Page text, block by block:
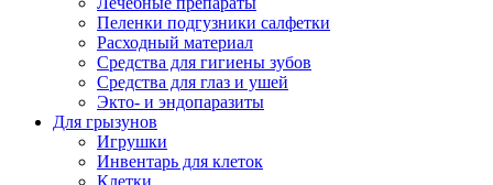
Пеленки подгузники салфетки
Расходный материал
Средства для гигиены зубов
Средства для глаз и ушей
Экто- и эндопаразиты
Для грызунов
Игрушки
Инвентарь для клеток
Клетки